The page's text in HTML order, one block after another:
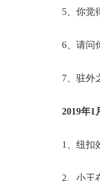
5、你觉
6、请问
7、驻外
2019年1
1、纽扣
2、小王